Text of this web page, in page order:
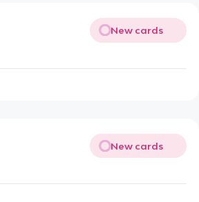
New cards
New cards